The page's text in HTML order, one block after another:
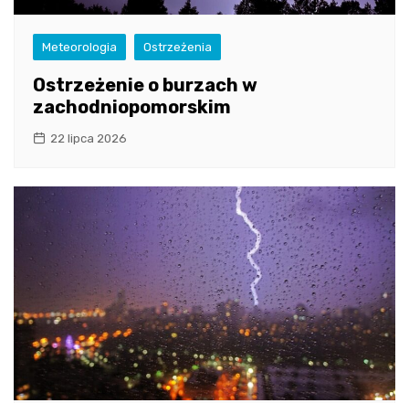
Meteorologia Ostrzeżenia
Ostrzeżenie o burzach w
zachodniopomorskim
22 lipca 2026